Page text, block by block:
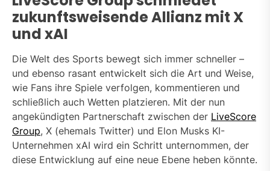
zukunftsweisende Allianz mit X
und xAI
Die Welt des Sports bewegt sich immer schneller –
und ebenso rasant entwickelt sich die Art und Weise,
wie Fans ihre Spiele verfolgen, kommentieren und
schließlich auch Wetten platzieren. Mit der nun
angekündigten Partnerschaft zwischen der LiveScore
Group, X (ehemals Twitter) und Elon Musks KI-
Unternehmen xAI wird ein Schritt unternommen, der
diese Entwicklung auf eine neue Ebene heben könnte.